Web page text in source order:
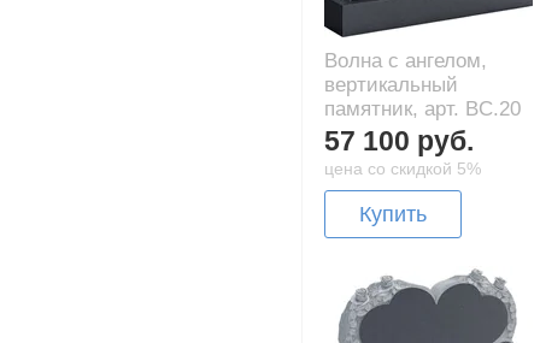
Волна с ангелом,
вертикальный
памятник, арт. BC.20
57 100 руб.
цена со скидкой 5%
Купить